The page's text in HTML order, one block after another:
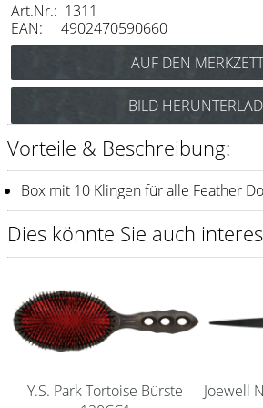
Messer / Klingen
Feather
e-kwip
Kämme
Y.S. Park
Fejic
e-kwip
Bürsten
Y.S. Park
Werkzeugtaschen
Joewell
Art.Nr.: 1311
EAN: 4902470590660
BILD
Vorteile & Beschreibung:
Box mit 10 Klingen für alle Feather
Dies könnte Sie auch
Y.S. Park Tortoise Bürste
Joewell